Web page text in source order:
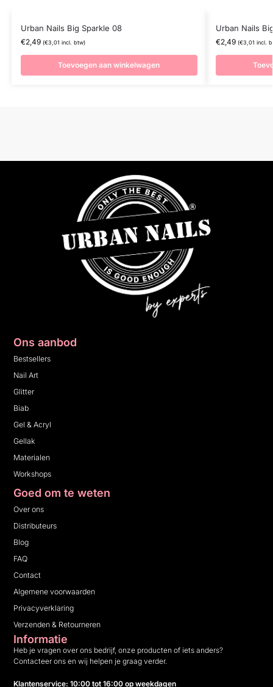
Urban Nails Big Sparkle 08
€2,49 (€3,01 incl. btw)
Toevoegen aan winkelwagen
Urban Nails
€2,49 (€3,01 incl.
Ons aanbod
Bestsellers
Nail Art
Glitter
Biab
Gel & Acryl
Gellak
Materialen
Workshops
Goed om te weten
Over ons
Distributeurs
Blog
FAQ
Contact
Algemene voorwaarden
Privacyverklaring
Verzenden & Retourneren
Informatie
Heb je vragen over ons bedrijf, onze producten of iets anders?
Contacteer ons en wij helpen je graag verder.
Klantenservice: 10:00 tot 16:00 op weekdagen